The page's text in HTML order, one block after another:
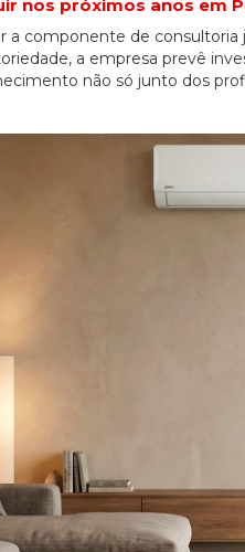
nos próximos anos em
a componente de
a empresa prevê
não só junto dos